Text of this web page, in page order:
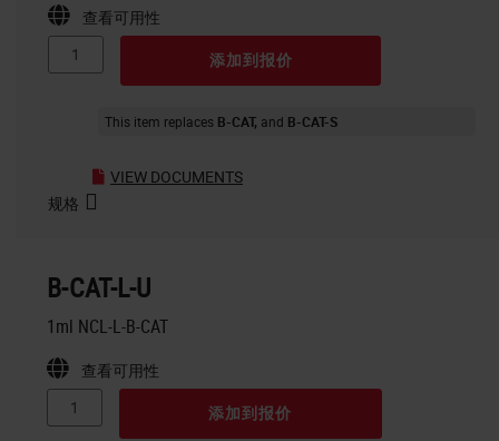
查看可用性
添加到报价
This item replaces B-CAT B-CAT-S
VIEW DOCUMENTS
规格
B-CAT-L-U
1ml NCL-L-B-CAT
查看可用性
添加到报价